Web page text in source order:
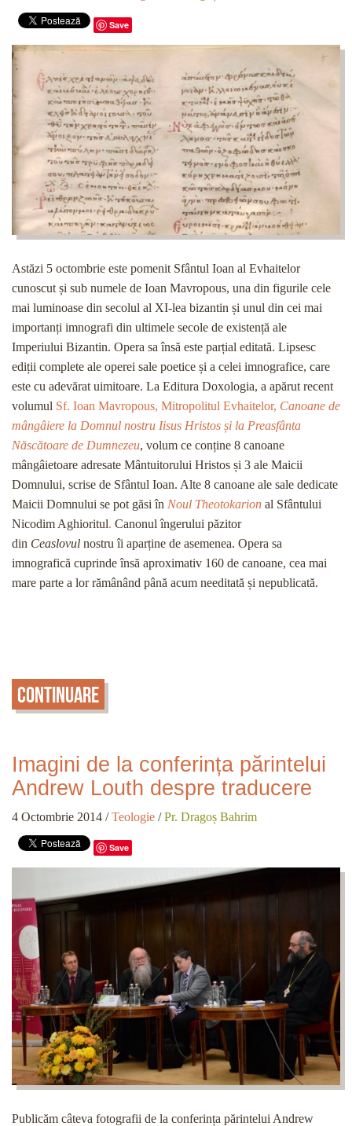
Save
Astăzi 5 octombrie este pomenit Sfântul Ioan al Evhaitelor
cunoscut și sub numele de Ioan Mavropous, una din figurile cele
mai luminoase din secolul al XI-lea bizantin și unul din cei mai
importanți imnografi din ultimele secole de existență ale
Imperiului Bizantin. Opera sa însă este parțial editată. Lipsesc
ediții complete ale operei sale poetice și a celei imnografice, care
este cu adevărat uimitoare. La Editura Doxologia, a apărut recent
volumul Sf. Ioan Mavropous, Mitropolitul Evhaitelor, Canoane de
mângâiere la Domnul nostru Iisus Hristos și la Preasfânta
Născătoare de Dumnezeu, volum ce conține 8 canoane
mângâietoare adresate Mântuitorului Hristos și 3 ale Maicii
Domnului, scrise de Sfântul Ioan. Alte 8 canoane ale sale dedicate
Maicii Domnului se pot găsi în Noul Theotokarion al Sfântului
Nicodim Aghioritul. Canonul îngerului păzitor
din Ceaslovul nostru îi aparține de asemenea. Opera sa
imnografică cuprinde însă aproximativ 160 de canoane, cea mai
mare parte a lor rămânând până acum needitată și nepublicată.
Continuare
Imagini de la conferința părintelui
Andrew Louth despre traducere
4 Octombrie 2014 /Teologie /Pr. Dragoș Bahrim
Save
Publicăm câteva fotografii de la conferința părintelui Andrew